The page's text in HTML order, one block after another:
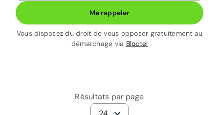
Me rappeler
Vous disposez du droit de vous opposer gratuitement au
démarchage via Bloctel
Résultats par page